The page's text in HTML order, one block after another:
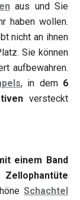
aus und Sie
haben wollen.
nicht an ihnen
Sie können
aufbewahren.
, in dem 6
versteckt
einem Band
Schachtel